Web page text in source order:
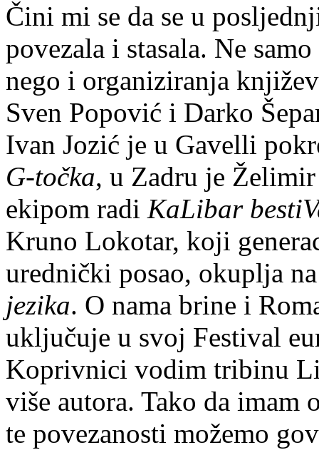
Čini mi se da se u
povezala i stasala. Ne
nego i organiziranja
Sven Popović i Darko
Ivan Jozić je u Gavelli
G-točka, u Zadru je
ekipom radi KaLibar
Kruno Lokotar, koji
urednički posao, okuplja
jezika. O nama brine i
uključuje u svoj Festival
Koprivnici vodim tribinu
više autora. Tako da imam
te povezanosti možemo